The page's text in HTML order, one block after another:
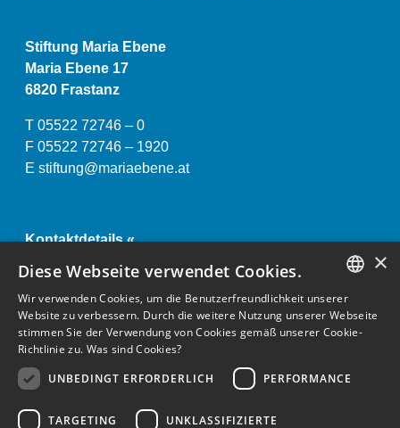
Stiftung Maria Ebene
Maria Ebene 17
6820 Frastanz
T 05522 72746 – 0
F 05522 72746 – 1920
E stiftung@mariaebene.at
Kontaktdetails «
Anstaltsordnung «
GERMAN
ENGLISH
×
Diese Webseite verwendet Cookies.
Wir verwenden Cookies, um die Benutzerfreundlichkeit unserer
Website zu verbessern. Durch die weitere Nutzung unserer Webseite
stimmen Sie der Verwendung von Cookies gemäß unserer Cookie-
Richtlinie zu. Was sind Cookies?
UNBEDINGT ERFORDERLICH
PERFORMANCE
TARGETING UNKLASSIFIZIERTE